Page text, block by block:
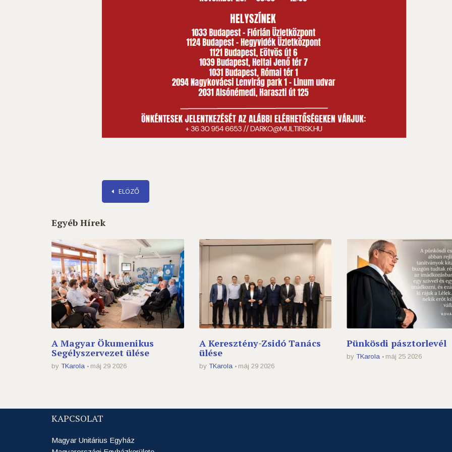
ELÖZŐ
Egyéb Hírek
A Magyar Ökumenikus
Segélyszervezet ülése
by TKarola máj 29 2026
A Keresztény-Zsidó Tanács
ülése
by TKarola máj 29 2026
Pünkösdi pásztorlevél
by TKarola máj 25 2026
KAPCSOLAT
Magyar Unitárius Egyház